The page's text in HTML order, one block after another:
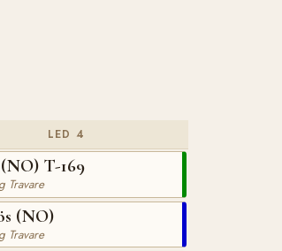
LED 4
T-169
Travare
(NO)
Travare